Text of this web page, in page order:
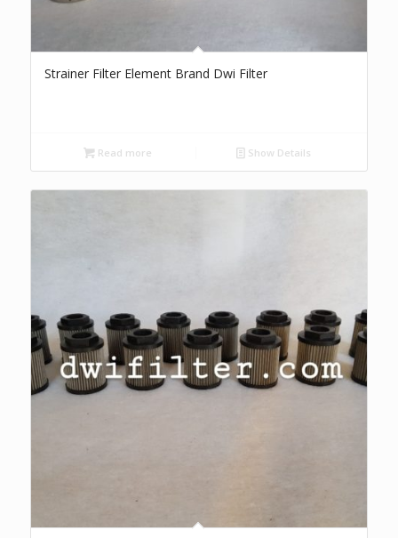
Strainer Filter Element Brand Dwi Filter
Read more Show Details